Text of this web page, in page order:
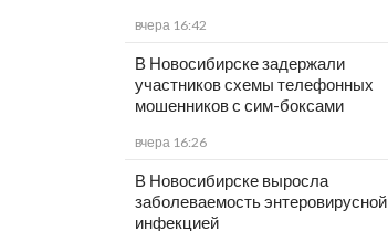
вчера 16:42
В Новосибирске задержали
участников схемы телефонных
мошенников с сим-боксами
вчера 16:26
В Новосибирске выросла
заболеваемость энтеровирусной
инфекцией